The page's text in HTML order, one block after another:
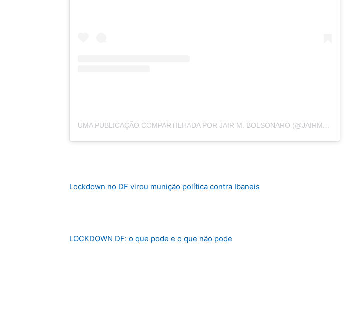
UMA PUBLICAÇÃO COMPARTILHADA POR JAIR M. BOLSONARO (@JAIRMESSIASBOLSONARO)
Lockdown no DF virou munição política contra Ibaneis
LOCKDOWN DF: o que pode e o que não pode